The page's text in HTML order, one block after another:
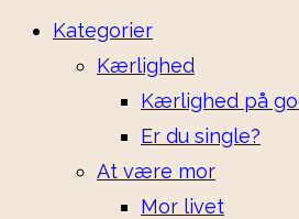
Kategorier
Kærlighed
Kærlighed på
Er du single?
At være mor
Mor livet